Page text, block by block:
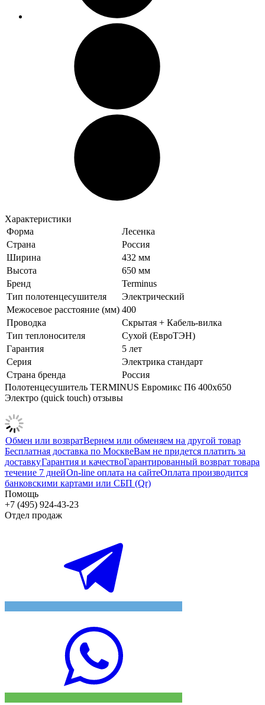
Характеристики
Форма
Лесенка
Страна
Россия
Ширина
432 мм
Высота
650 мм
Бренд
Terminus
Тип полотенцесушителя
Электрический
Межосевое расстояние (мм) 400
Проводка
Скрытая + Кабель-вилка
Тип теплоносителя
Сухой (ЕвроТЭН)
Гарантия
5 лет
Серия
Электрика стандарт
Страна бренда
Россия
Полотенцесушитель TERMINUS Евромикс П6 400х650
Электро (quick touch) отзывы
Обмен или возвратВернем или обменяем на другой товар
Бесплатная доставка по МосквеВам не придется платить за
доставкуГарантия и качествоГарантированный возврат товара
течение 7 днейOn-line оплата на сайтеОплата производится
банковскими картами или СБП (Qr)
Помощь
+7 (495) 924-43-23
Отдел продаж